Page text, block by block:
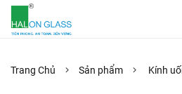
Trang Chủ Sản phẩm Kính